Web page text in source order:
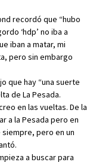
recordó que “hubo
‘hdp’ no iba a
iban a matar, mi
pero sin embargo
que hay “una suerte
de La Pesada.
en las vueltas. De la
a la Pesada pero en
pero en un
a buscar para